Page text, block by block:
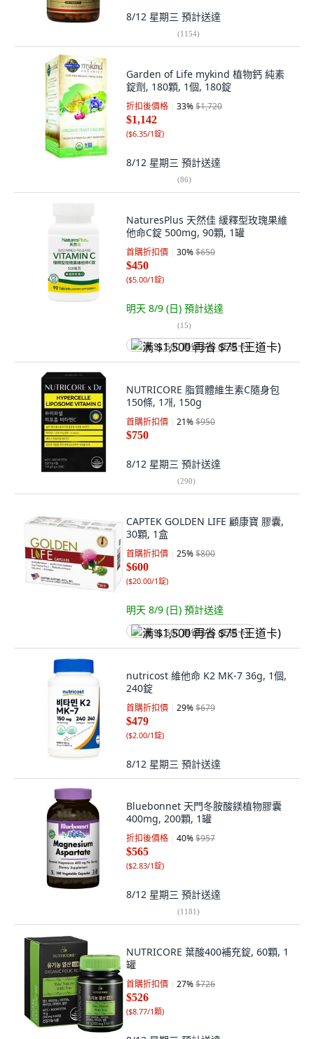
8/12 星期三 預計送達
(1154)
Garden of Life mykind 植物鈣 純素
錠劑, 180顆, 1個, 180錠
折扣後價格 33%$1,720
$1,142
($6.35/1錠)
8/12 星期三 預計送達
(86)
NaturesPlus 天然佳 緩釋型玫瑰果維
他命C錠 500mg, 90顆, 1罐
首購折扣價 30%$650
$450
($5.00/1錠)
明天 8/9 (日) 預計送達
(15)
满 $1,500 再省 $75 (王道卡)
NUTRICORE 脂質體維生素C隨身包
150條, 1개, 150g
首購折扣價 21%$950
$750
8/12 星期三 預計送達
(290)
CAPTEK GOLDEN LIFE 顧康寶 膠囊,
30顆, 1盒
首購折扣價 25%$800
$600
($20.00/1錠)
明天 8/9 (日) 預計送達
满 $1,500 再省 $75 (王道卡)
nutricost 維他命 K2 MK-7 36g, 1個,
240錠
首購折扣價 29%$679
$479
($2.00/1錠)
8/12 星期三 預計送達
Bluebonnet 天門冬胺酸鎂植物膠囊
400mg, 200顆, 1罐
折扣後價格 40%$957
$565
($2.83/1錠)
8/12 星期三 預計送達
(1181)
NUTRICORE 葉酸400補充錠, 60顆, 1
罐
首購折扣價 27%$726
$526
($8.77/1顆)